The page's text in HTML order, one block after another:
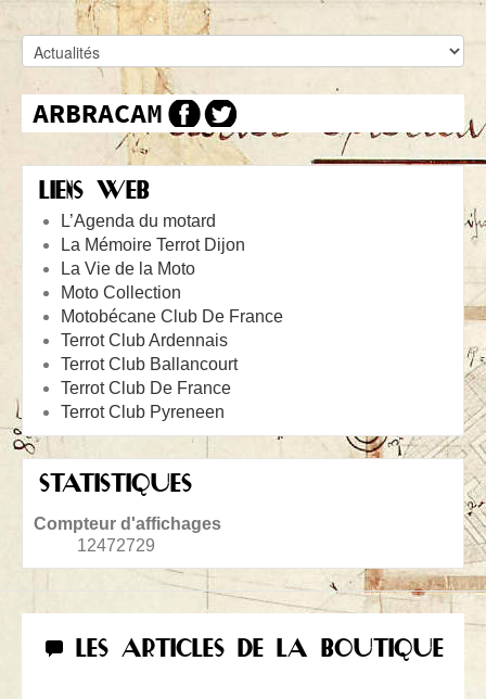
LIENS WEB
L’Agenda du motard
La Mémoire Terrot Dijon
La Vie de la Moto
Moto Collection
Motobécane Club De France
Terrot Club Ardennais
Terrot Club Ballancourt
Terrot Club De France
Terrot Club Pyreneen
STATISTIQUES
Compteur d'affichages
12472729
LES ARTICLES DE LA BOUTIQUE